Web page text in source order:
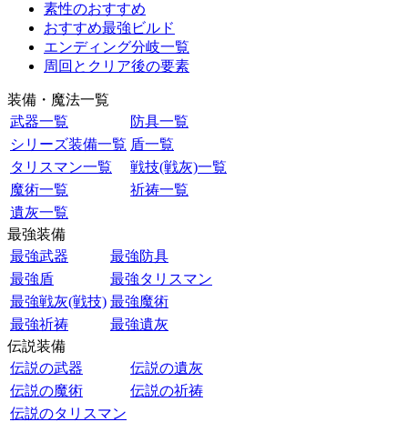
素性のおすすめ
おすすめ最強ビルド
エンディング分岐一覧
周回とクリア後の要素
装備・魔法一覧
武器一覧
防具一覧
シリーズ装備一覧 盾一覧
タリスマン一覧
戦技(戦灰)一覧
魔術一覧
祈祷一覧
遺灰一覧
最強装備
最強武器
最強防具
最強盾
最強タリスマン
最強戦灰(戦技) 最強魔術
最強祈祷
最強遺灰
伝説装備
伝説の武器
伝説の遺灰
伝説の魔術
伝説の祈祷
伝説のタリスマン